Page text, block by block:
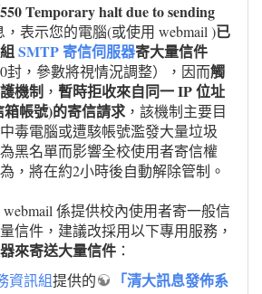
550 Temporary halt due to sending
，表示您的電腦(或使用 webmail )已
SMTP 寄信伺服器寄大量信件
封，參數將視情況調整），因而觸
機制 ， 暫時拒收來自同一 IP 位址
帳號)的寄信請求 ，該機制主要目
毒電腦或遭駭帳號濫發大量垃圾
黑名單而影響全校使用者寄信權
，將在約2小時後自動解除管制。
係提供校內使用者寄一般信
信件，建議改採用以下專用服務，
來寄送大量信件 ：
資訊組提供的
「清大訊息發佈系